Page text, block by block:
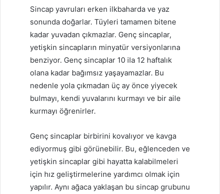
Sincap yavruları erken ilkbaharda ve yaz
sonunda doğarlar. Tüyleri tamamen bitene
kadar yuvadan çıkmazlar. Genç sincaplar,
yetişkin sincapların minyatür versiyonlarına
benziyor. Genç sincaplar 10 ila 12 haftalık
olana kadar bağımsız yaşayamazlar. Bu
nedenle yola çıkmadan üç ay önce yiyecek
bulmayı, kendi yuvalarını kurmayı ve bir aile
kurmayı öğrenirler.
Genç sincaplar birbirini kovalıyor ve kavga
ediyormuş gibi görünebilir. Bu, eğlenceden ve
yetişkin sincaplar gibi hayatta kalabilmeleri
için hız geliştirmelerine yardımcı olmak için
yapılır. Aynı ağaca yaklaşan bu sincap grubunu